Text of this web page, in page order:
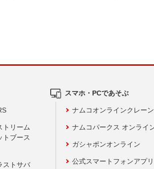
トリーム
トブース
ストサバ
スマホ・PCであそぶ
ナムコオンラインクレーン
ナムコパークス オンライ
ガシャポンオンライン
公式スマートフォンアプリ